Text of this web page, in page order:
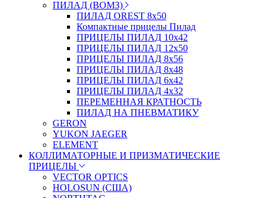
ПИЛАД (ВОМЗ)
ПИЛАД OREST 8х50
Компактные прицелы Пилад
ПРИЦЕЛЫ ПИЛАД 10х42
ПРИЦЕЛЫ ПИЛАД 12х50
ПРИЦЕЛЫ ПИЛАД 8х56
ПРИЦЕЛЫ ПИЛАД 8х48
ПРИЦЕЛЫ ПИЛАД 6х42
ПРИЦЕЛЫ ПИЛАД 4х32
ПЕРЕМЕННАЯ КРАТНОСТЬ
ПИЛАД НА ПНЕВМАТИКУ
GERON
YUKON JAEGER
ELEMENT
КОЛЛИМАТОРНЫЕ И ПРИЗМАТИЧЕСКИЕ
ПРИЦЕЛЫ
VECTOR OPTICS
HOLOSUN (США)